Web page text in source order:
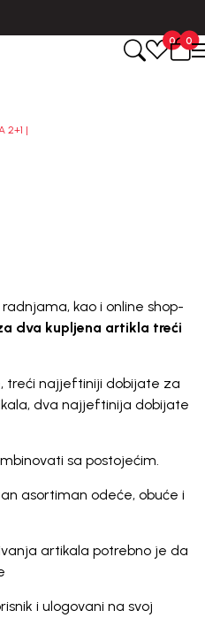
0
0
2+1 |
kao i online shop-
dva kupljena artikla treći
treći najjeftiniji dobijate za
dva najjeftinija dobijate
sa postojećim.
asortiman odeće, obuće i
artikala potrebno je da
i ulogovani na svoj